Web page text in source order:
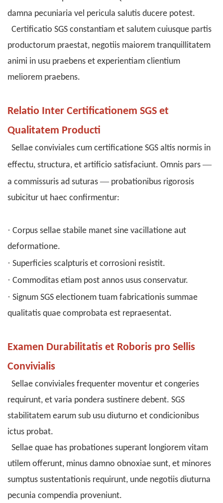
damna pecuniaria vel pericula salutis ducere potest.
Certificatio SGS constantiam et salutem cuiusque partis
productorum praestat, negotiis maiorem tranquillitatem
animi in usu praebens et experientiam clientium
meliorem praebens.
Relatio Inter Certificationem SGS et
Qualitatem Producti
Sellae conviviales cum certificatione SGS altis normis in
effectu, structura, et artificio satisfaciunt. Omnis pars —
a commissuris ad suturas — probationibus rigorosis
subicitur ut haec confirmentur:
· Corpus sellae stabile manet sine vacillatione aut
deformatione.
· Superficies scalpturis et corrosioni resistit.
· Commoditas etiam post annos usus conservatur.
· Signum SGS electionem tuam fabricationis summae
qualitatis quae comprobata est repraesentat.
Examen Durabilitatis et Roboris pro Sellis
Convivialis
Sellae conviviales frequenter moventur et congeries
requirunt, et varia pondera sustinere debent. SGS
stabilitatem earum sub usu diuturno et condicionibus
ictus probat.
Sellae quae has probationes superant longiorem vitam
utilem offerunt, minus damno obnoxiae sunt, et minores
sumptus sustentationis requirunt, unde negotiis diuturna
pecunia compendia proveniunt.